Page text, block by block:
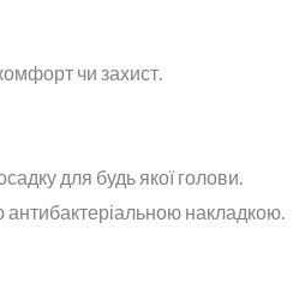
чи захист.
для будь якої голови.
антибактеріальною накладкою.